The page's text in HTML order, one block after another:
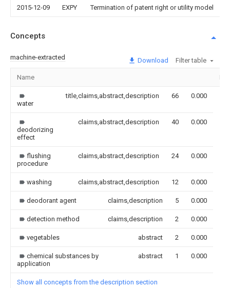
2015-12-09 EXPY Termination of patent right or utility model
Concepts
machine-extracted Download Filter table
Name
water
title,claims,abstract,description 66 0.000
deodorizing
effect
claims,abstract,description 40 0.000
flushing
procedure
claims,abstract,description 24 0.000
washing claims,abstract,description 12 0.000
deodorant agent claims,description 5 0.000
detection method claims,description 2 0.000
vegetables abstract 2 0.000
chemical substances by
application
abstract 1 0.000
Show all concepts from the description section